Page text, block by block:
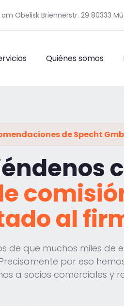
Obelisk Briennerstr. 29 80333
Quiénes somos
de Specht
al
de que muchos miles
por eso
a socios comerciales y